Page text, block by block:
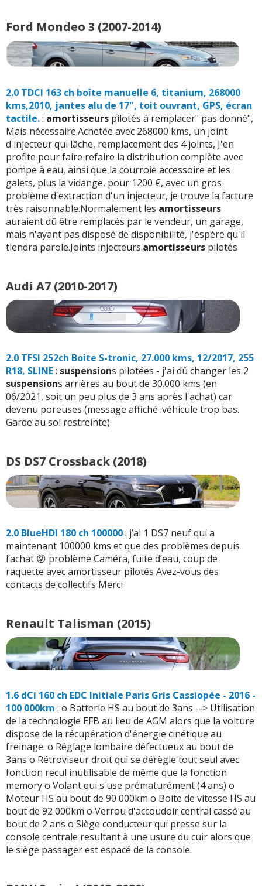
Ford Mondeo 3 (2007-2014)
2.0 TDCI 163 ch boîte manuelle 6, titanium, 268000
kms,2010, jantes alu de 17", toit ouvrant, GPS, écran
tactile.: amortisseurs pilotés à remplacer" pas donné",
Mais nécessaire.Achetée avec 268000 kms, un joint
d'injecteur qui lâche, remplacement des 4 joints, J'en
profite pour faire refaire la distribution complète avec
pompe à eau, ainsi que la courroie accessoire et les
galets, plus la vidange, pour 1200 €, avec un gros
problème d'extraction d'un injecteur, je trouve la facture
très raisonnable.Normalement les amortisseurs
auraient dû être remplacés par le vendeur, un garage,
mais n'ayant pas disposé de disponibilité, j'espère qu'il
tiendra parole.Joints injecteurs.amortisseurs pilotés
Audi A7 (2010-2017)
2.0 TFSI 252ch Boite S-tronic, 27.000 kms, 12/2017, 255
R18, SLINE: suspensions pilotées - j'ai dû changer les 2
suspensions arrières au bout de 30.000 kms (en
06/2021, soit un peu plus de 3 ans après l'achat) car
devenu poreuses (message affiché :véhicule trop bas.
Garde au sol restreinte)
DS DS7 Crossback (2018)
2.0 BlueHDI 180 ch 100000: j’ai 1 DS7 neuf qui a
maintenant 100000 kms et que des problèmes depuis
l’achat 😡 problème Caméra, fuite d’eau, coup de
raquette avec amortisseur pilotés Avez-vous des
contacts de collectifs Merci
Renault Talisman (2015)
1.6 dCi 160 ch EDC Initiale Paris Gris Cassiopée - 2016 -
100 000km : o Batterie HS au bout de 3ans --> Utilisation
de la technologie EFB au lieu de AGM alors que la voiture
dispose de la récupération d'énergie cinétique au
freinage. o Réglage lombaire défectueux au bout de
3ans o Rétroviseur droit qui se dérègle tout seul avec
fonction recul inutilisable de même que la fonction
memory o Volant qui s'use prématurément (4 ans) o
Moteur HS au bout de 90 000km o Boite de vitesse HS au
bout de 92 000km o Verrou d'accoudoir central cassé au
bout de 2 ans o Siège conducteur qui presse sur la
console centrale resultant à une usure du cuir alors que
le siège passager est espacé de la console.